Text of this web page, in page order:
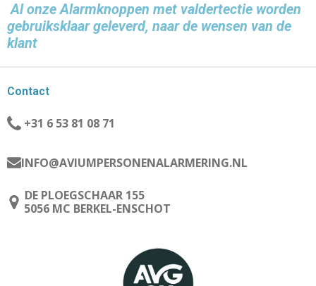
Al onze Alarmknoppen met valdertectie worden
gebruiksklaar geleverd, naar de wensen van de
klant
Contact
+31 6 53 81 08 71
INFO@AVIUMPERSONENALARMERING.NL
DE PLOEGSCHAAR 155
5056 MC BERKEL-ENSCHOT